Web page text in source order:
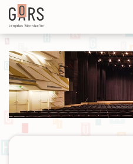
Pārlekt
galveno
saturu